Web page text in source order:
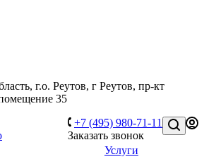
г.о. Реутов, г Реутов, пр-кт
35
+7 (495) 980-71-11
Заказать звонок
Услуги